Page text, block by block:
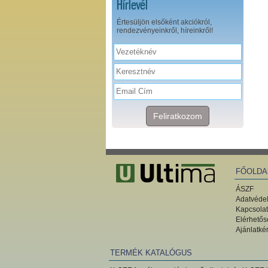
Hírlevél
Értesüljön elsőként akciókról,
rendezvényeinkről, híreinkről!
Feliratkozom
ÁSZF
Kapcsolat
TERMÉK KATALÓGUS